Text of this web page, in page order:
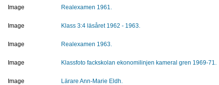
Image Realexamen 1961.
Image Klass 3:4 läsåret 1962 - 1963.
Image Realexamen 1963.
Image Klassfoto fackskolan ekonomilinjen kameral gren 1969-71.
Image Lärare Ann-Marie Eldh.